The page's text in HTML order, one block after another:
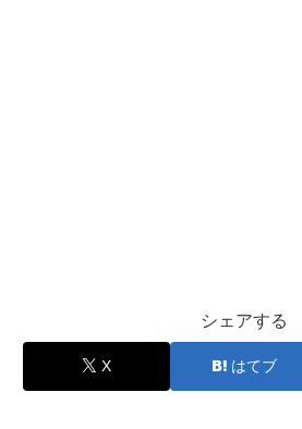
シェアする
X はてブ